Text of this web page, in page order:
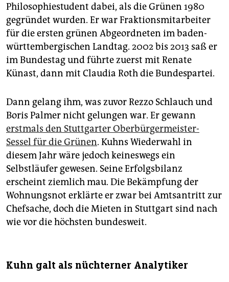
Philosophiestudent dabei, als die Grünen 1980
gegründet wurden. Er war Fraktionsmitarbeiter
für die ersten grünen Abgeordneten im baden-
württembergischen Landtag. 2002 bis 2013 saß er
im Bundestag und führte zuerst mit Renate
Künast, dann mit Claudia Roth die Bundespartei.
Dann gelang ihm, was zuvor Rezzo Schlauch und
Boris Palmer nicht gelungen war. Er gewann
erstmals den Stuttgarter Oberbürgermeister-
Sessel für die Grünen. Kuhns Wiederwahl in
diesem Jahr wäre jedoch keineswegs ein
Selbstläufer gewesen. Seine Erfolgsbilanz
erscheint ziemlich mau. Die Bekämpfung der
Wohnungsnot erklärte er zwar bei Amtsantritt zur
Chefsache, doch die Mieten in Stuttgart sind nach
wie vor die höchsten bundesweit.
Kuhn galt als nüchterner Analytiker